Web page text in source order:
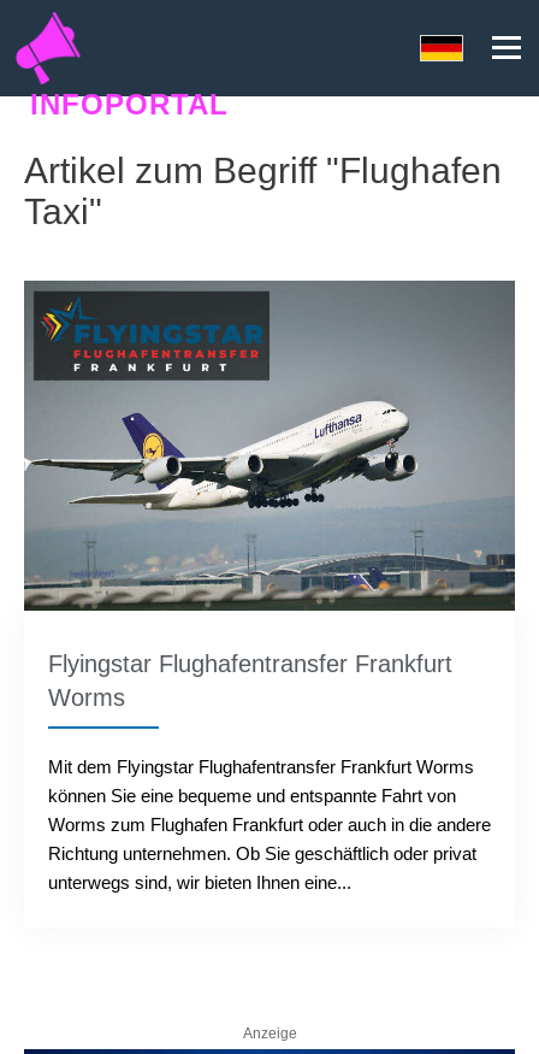
INFOPORTAL
Artikel zum Begriff "Flughafen
Taxi"
Flyingstar Flughafentransfer Frankfurt
Worms
Mit dem Flyingstar Flughafentransfer Frankfurt Worms
können Sie eine bequeme und entspannte Fahrt von
Worms zum Flughafen Frankfurt oder auch in die andere
Richtung unternehmen. Ob Sie geschäftlich oder privat
unterwegs sind, wir bieten Ihnen eine...
Anzeige